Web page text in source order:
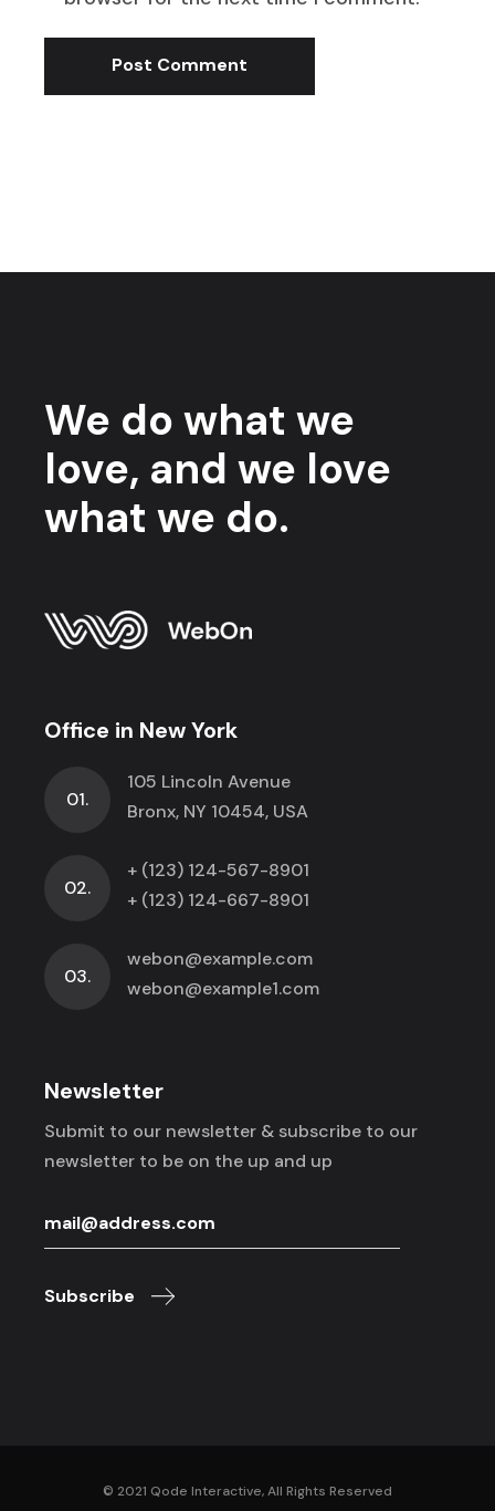
Post Comment
We do what we
love, and we love
what we do.
Office in New York
01.
105 Lincoln Avenue
Bronx, NY 10454, USA
02.
+ (123) 124-567-8901
+ (123) 124-667-8901
03.
webon@example.com
webon@example1.com
Newsletter
Submit to our newsletter & subscribe to our
newsletter to be on the up and up
Subscribe
© 2021 Qode Interactive, All Rights Reserved